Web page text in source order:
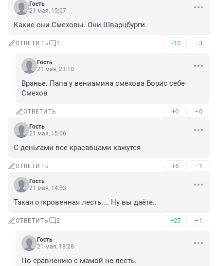
Гость
21 мая, 15:07
Какие они Смеховы. Они Шварцбурги.
ОТВЕТИТЬ 1 +10 –3
Гость
21 мая, 23:10
Вранье. Папа у вениамина смехова Борис себе
Смехов
ОТВЕТИТЬ +0 –0
Гость
21 мая, 15:06
С деньгами все красавцами кажутся
ОТВЕТИТЬ +6 –1
Гость
21 мая, 14:53
Такая откровенная лесть.... Ну вы даёте..
ОТВЕТИТЬ 2 +25 –1
Гость
21 мая, 18:28
По сравнению с мамой не лесть.